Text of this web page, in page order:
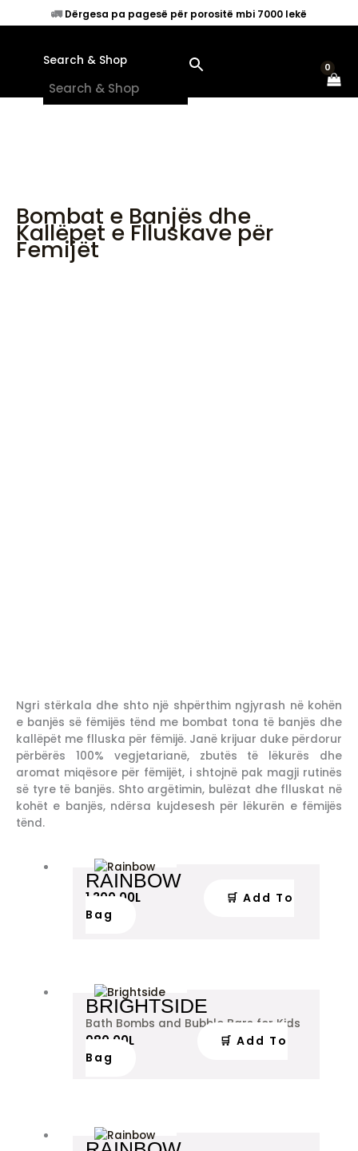
to
🚛Dërgesa pa pagesë për porositë mbi 7000 lekë
Search & Shop
Bombat e Banjës dhe
Kallëpet e Flluskave për
Femijët
Ngri stërkala dhe shto një shpërthim ngjyrash në kohën
e banjës së fëmijës tënd me bombat tona të banjës dhe
kallëpët me flluska për fëmijë. Janë krijuar duke përdorur
përbërës 100% vegjetarianë, zbutës të lëkurës dhe
aromat miqësore për fëmijët, i shtojnë pak magji rutinës
së tyre të banjës. Shto argëtimin, bulëzat dhe flluskat në
kohët e banjës, ndërsa kujdesesh për lëkurën e fëmijës
tënd.
RAINBOW
1,300.00L
🛒 Add To
Bag
BRIGHTSIDE
Bath Bombs and Bubble Bars for Kids
980.00L
🛒 Add To
Bag